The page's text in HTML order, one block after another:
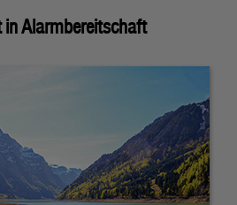
Alarmbereitschaft